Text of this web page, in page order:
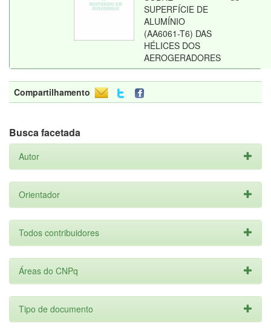
SUPERFÍCIE DE
ALUMÍNIO
(AA6061-T6) DAS
HÉLICES DOS
AEROGERADORES
Compartilhamento
Busca facetada
Autor
Orientador
Todos contribuidores
Áreas do CNPq
Tipo de documento